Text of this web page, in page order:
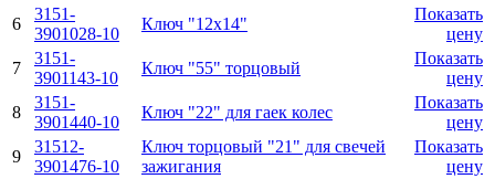
6
3151-
3901028-10
Ключ "12x14"
Показать
цену
7
3151-
3901143-10
Ключ "55" торцовый
Показать
цену
8
3151-
3901440-10
Ключ "22" для гаек колес
Показать
цену
9
31512-
3901476-10
Ключ торцовый "21" для свечей
зажигания
Показать
цену